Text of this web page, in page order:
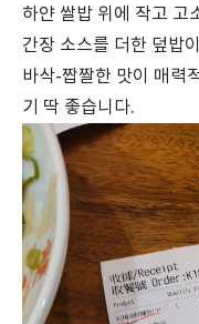
하얀 쌀밥 위에 작고 고
간장 소스를 더한 덮밥
바삭-짭짤한 맛이 매력
기 딱 좋습니다.